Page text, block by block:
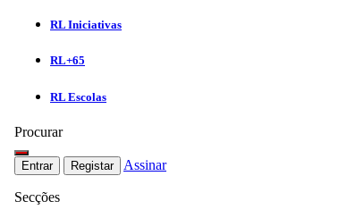
RL Iniciativas
RL+65
RL Escolas
Procurar
Entrar Registar Assinar
Secções